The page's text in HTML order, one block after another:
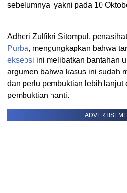
sebelumnya, yakni pada 10
Adheri Zulfikri Sitompul,
Purba, mengungkapkan bahwa
eksepsi ini melibatkan bantahan
argumen bahwa kasus ini sudah
dan perlu pembuktian lebih lanjut
pembuktian nanti.